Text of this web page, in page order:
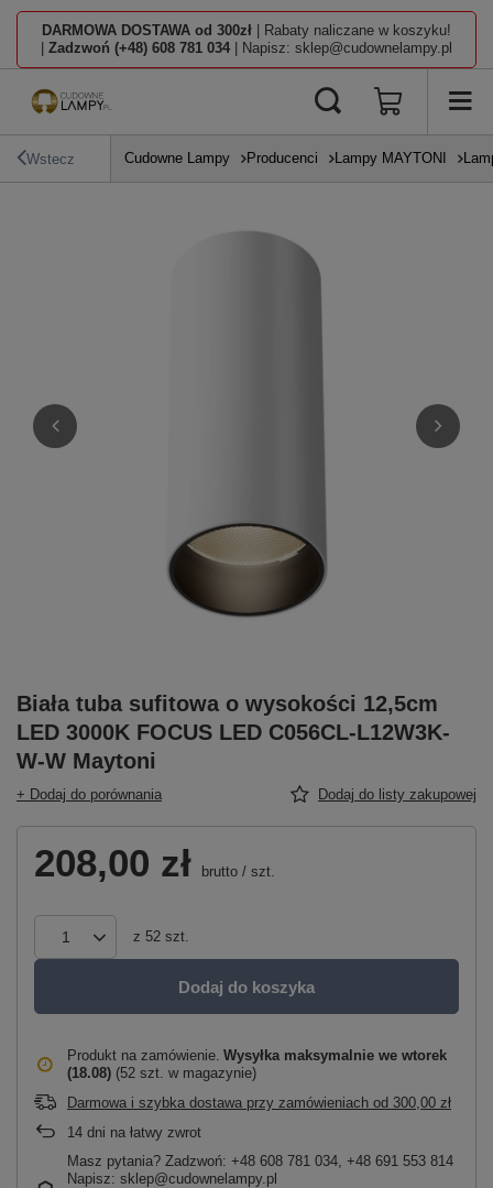
DARMOWA DOSTAWA od 300zł | Rabaty naliczane w koszyku!
Zadzwoń (+48) 608 781 034 | Napisz: sklep@cudownelampy.pl
Wstecz Cudowne Lampy Producenci Lampy MAYTONI
Biała tuba sufitowa o wysokości 12,5cm
LED 3000K FOCUS LED C056CL-L12W3K-
W-W Maytoni
+ Dodaj do porównania Dodaj do listy zakupowej
208,00 zł brutto / szt.
z 52 szt.
Dodaj do koszyka
Produkt na zamówienie Wysyłka maksymalnie we wtorek
(18.08) (52 szt. w magazynie)
Darmowa i szybka dostawa przy zamówieniach od 300,00 zł
14 dni na łatwy zwrot
Masz pytania? Zadzwoń: +48 608 781 034, +48 691 553 814
Napisz: sklep@cudownelampy.pl